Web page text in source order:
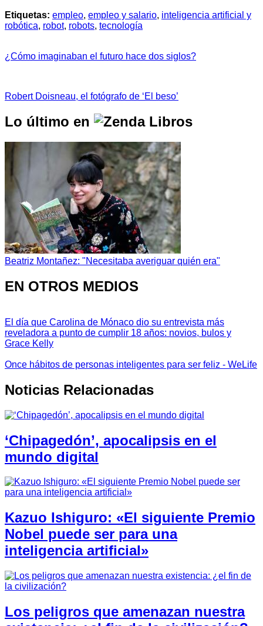
Etiquetas: empleo, empleo y salario, inteligencia artificial y
robótica, robot, robots, tecnología
¿Cómo imaginaban el futuro hace dos siglos?
Robert Doisneau, el fotógrafo de ‘El beso’
Lo último en
Beatriz Montañez: "Necesitaba averiguar quién era"
EN OTROS MEDIOS
El día que Carolina de Mónaco dio su entrevista más
reveladora a punto de cumplir 18 años: novios, bulos y
Grace Kelly
Once hábitos de personas inteligentes para ser feliz - WeLife
Noticias Relacionadas
‘Chipagedón’, apocalipsis en el
mundo digital
Kazuo Ishiguro: «El siguiente Premio
Nobel puede ser para una
inteligencia artificial»
Los peligros que amenazan nuestra